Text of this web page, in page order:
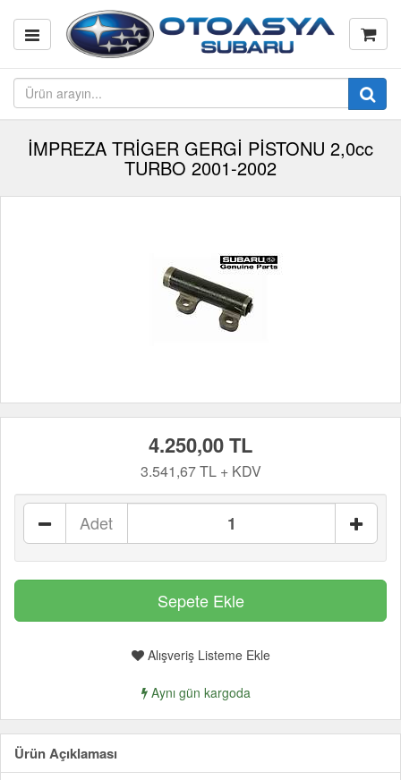
İMPREZA TRİGER GERGİ PİSTONU 2,0cc
TURBO 2001-2002
4.250,00 TL
3.541,67 TL + KDV
Adet
Alışveriş Listeme Ekle
Aynı gün kargoda
Ürün Açıklaması